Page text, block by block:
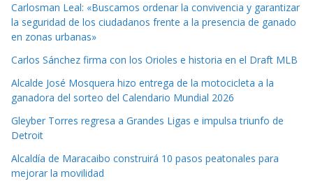
Carlosman Leal: «Buscamos ordenar la convivencia y garantizar
la seguridad de los ciudadanos frente a la presencia de ganado
en zonas urbanas»
Carlos Sánchez firma con los Orioles e historia en el Draft MLB
Alcalde José Mosquera hizo entrega de la motocicleta a la
ganadora del sorteo del Calendario Mundial 2026
Gleyber Torres regresa a Grandes Ligas e impulsa triunfo de
Detroit
Alcaldía de Maracaibo construirá 10 pasos peatonales para
mejorar la movilidad